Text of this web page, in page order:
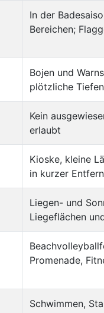
In der
Bereichen;
Bojen und
plötzliche
Kein
erlaubt
Kioske, kleine
in kurzer
Liegen- und
Liegeflächen
Promenade,
Schwimmen,